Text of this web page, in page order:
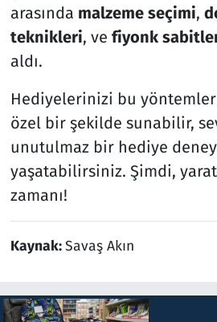
arasında malzeme seçimi,
teknikleri, ve fiyonk
aldı.
Hediyelerinizi bu
özel bir şekilde sunabilir,
unutulmaz bir hediye
yaşatabilirsiniz. Şimdi,
zamanı!
Kaynak:Savaş Akın